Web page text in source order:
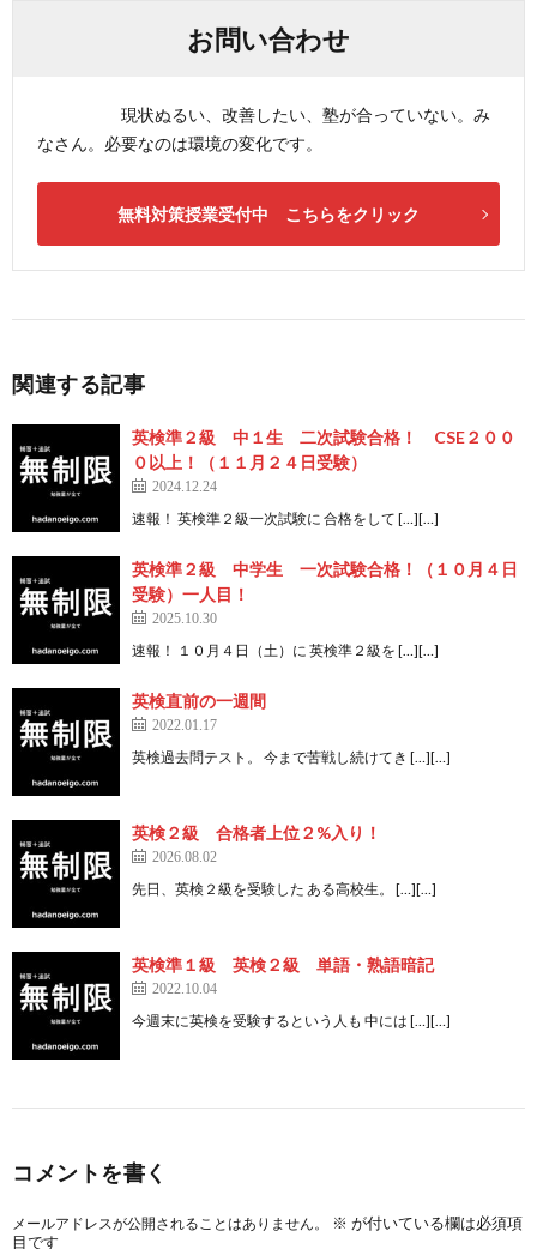
お問い合わせ
現状ぬるい、改善したい、塾が合っていない。み
なさん。必要なのは環境の変化です。
無料対策授業受付中 こちらをクリック
関連する記事
英検準２級 中１生 二次試験合格！ CSE２００
０以上！（１１月２４日受験）
2024.12.24
速報！ 英検準２級一次試験に 合格をして […][…]
英検準２級 中学生 一次試験合格！（１０月４日
受験）一人目！
2025.10.30
速報！ １０月４日（土）に 英検準２級を […][…]
英検直前の一週間
2022.01.17
英検過去問テスト。 今まで苦戦し続けてき […][…]
英検２級 合格者上位２%入り！
2026.08.02
先日、英検２級を受験した ある高校生。 […][…]
英検準１級 英検２級 単語・熟語暗記
2022.10.04
今週末に英検を受験するという人も 中には […][…]
コメントを書く
メールアドレスが公開されることはありません。 ※ が付いている欄は必須項
目です